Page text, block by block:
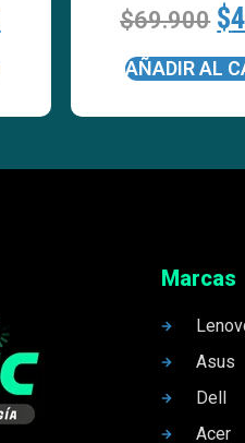
$69.900 $
AÑADIR AL
Marcas
Asus
Dell
Acer